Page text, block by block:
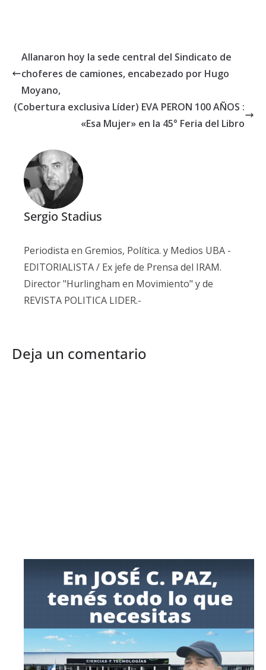
Allanaron hoy la sede central del Sindicato de
choferes de camiones, encabezado por Hugo
Moyano,
(Cobertura exclusiva Líder) EVA PERON 100 AÑOS :
«Esa Mujer» en la 45° Feria del Libro
Sergio Stadius
Periodista en Gremios, Política. y Medios UBA -
EDITORIALISTA / Ex jefe de Prensa del IRAM.
Director "Hurlingham en Movimiento" y de
REVISTA POLITICA LIDER.-
Deja un comentario